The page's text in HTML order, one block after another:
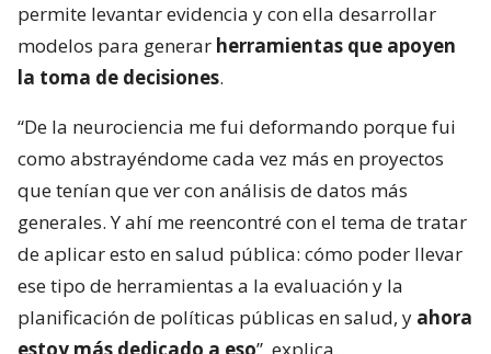
permite levantar evidencia y con ella desarrollar
modelos para generar herramientas que apoyen
la toma de decisiones.
“De la neurociencia me fui deformando porque fui
como abstrayéndome cada vez más en proyectos
que tenían que ver con análisis de datos más
generales. Y ahí me reencontré con el tema de tratar
de aplicar esto en salud pública: cómo poder llevar
ese tipo de herramientas a la evaluación y la
planificación de políticas públicas en salud, y ahora